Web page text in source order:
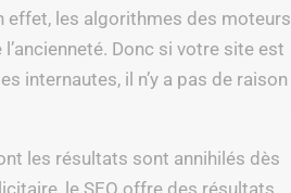
effet, les algorithmes des moteurs
Donc si votre site est
internautes, il n’y a pas de raison
les résultats sont annihilés dès
le SEO offre des résultats